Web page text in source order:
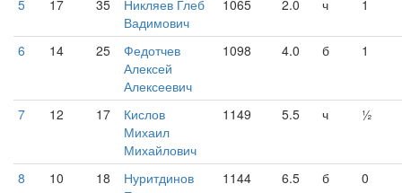
5 17 35
Никляев Глеб
Вадимович
1065 2.0 ч 1
6 14 25
Федотчев
Алексей
Алексеевич
1098 4.0 б 1
7 12 17
Кислов
Михаил
Михайлович
1149 5.5 ч ½
8 10 18
Нуритдинов
1144 6.5 б 0